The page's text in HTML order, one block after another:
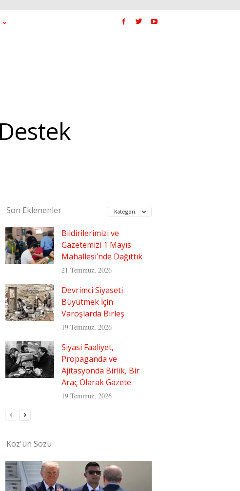
Son Eklenenler Kategori:
Bildirilerimizi ve
Gazetemizi 1 Mayıs
Mahallesi’nde Dağıttık
21 Temmuz, 2026
Devrimci Siyaseti
Büyütmek İçin
Varoşlarda Birleş
19 Temmuz, 2026
Siyasi Faaliyet,
Propaganda ve
Ajitasyonda Birlik, Bir
Araç Olarak Gazete
19 Temmuz, 2026
Köz'ün Sözü